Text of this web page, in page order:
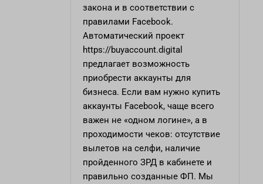
закона и в соответствии с
правилами Facebook.
Автоматический проект
https://buyaccount.digital
предлагает возможность
приобрести аккаунты для
бизнеса. Если вам нужно купить
аккаунты Facebook, чаще всего
важен не «одном логине», а в
проходимости чеков: отсутствие
вылетов на селфи, наличие
пройденного ЗРД в кабинете и
правильно созданные ФП. Мы